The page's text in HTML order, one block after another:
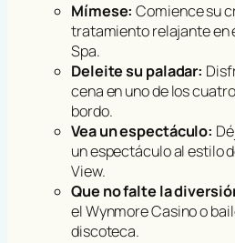
Mímese: Comience su
tratamiento relajante en
Spa.
Deleite su paladar:
cena en uno de los
bordo.
Vea un espectáculo:
un espectáculo al estilo
View.
Que no falte la
el Wynmore Casino o
discoteca.